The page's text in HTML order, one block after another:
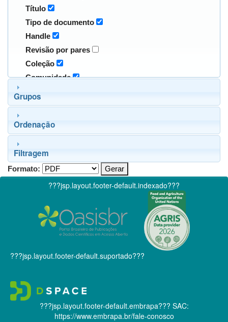
Título
Tipo de documento
Handle
Revisão por pares
Coleção
Comunidade
Grupos
Ordenação
Filtragem
Formato:
???jsp.layout.footer-default.indexado???
???jsp.layout.footer-default.suportado???
???jsp.layout.footer-default.embrapa??? SAC:
https://www.embrapa.br/fale-conosco